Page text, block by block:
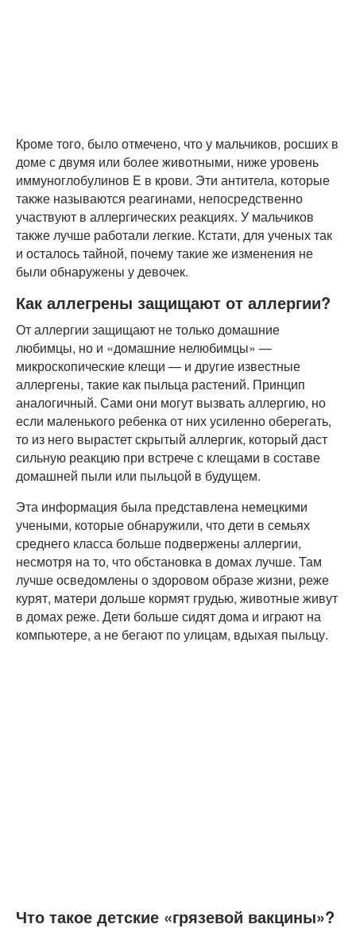
Кроме того, было отмечено, что у мальчиков, росших в
доме с двумя или более животными, ниже уровень
иммуноглобулинов E в крови. Эти антитела, которые
также называются реагинами, непосредственно
участвуют в аллергических реакциях. У мальчиков
также лучше работали легкие. Кстати, для ученых так
и осталось тайной, почему такие же изменения не
были обнаружены у девочек.
Как аллегрены защищают от аллергии?
От аллергии защищают не только домашние
любимцы, но и «домашние нелюбимцы» —
микроскопические клещи — и другие известные
аллергены, такие как пыльца растений. Принцип
аналогичный. Сами они могут вызвать аллергию, но
если маленького ребенка от них усиленно оберегать,
то из него вырастет скрытый аллергик, который даст
сильную реакцию при встрече с клещами в составе
домашней пыли или пыльцой в будущем.
Эта информация была представлена немецкими
учеными, которые обнаружили, что дети в семьях
среднего класса больше подвержены аллергии,
несмотря на то, что обстановка в домах лучше. Там
лучше осведомлены о здоровом образе жизни, реже
курят, матери дольше кормят грудью, животные живут
в домах реже. Дети больше сидят дома и играют на
компьютере, а не бегают по улицам, вдыхая пыльцу.
Что такое детские «грязевой вакцины»?